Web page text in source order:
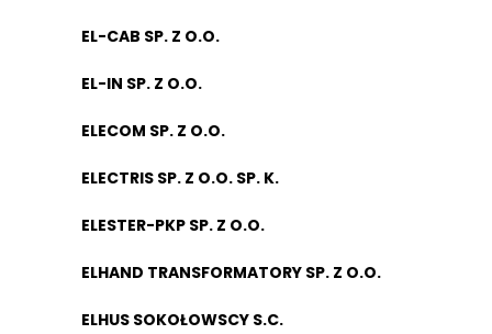
EL-CAB SP. Z O.O.
EL-IN SP. Z O.O.
ELECOM SP. Z O.O.
ELECTRIS SP. Z O.O. SP. K.
ELESTER-PKP SP. Z O.O.
ELHAND TRANSFORMATORY SP. Z O.O.
ELHUS SOKOŁOWSCY S.C.